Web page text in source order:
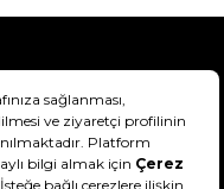
Bilgisi
Koşullar